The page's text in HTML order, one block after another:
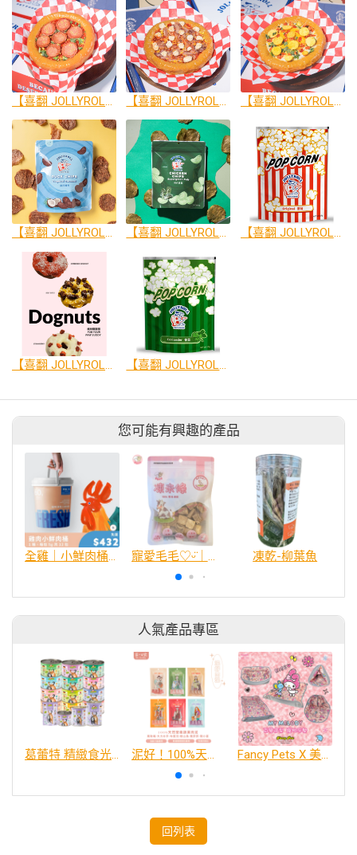
【喜翻 JOLLYROLL】Pizza！狗狗派對披薩-經典義大利 (未開封前常溫保存) 【喜翻 JOLLYROLL】Pizza！狗狗派對披薩-肉肉愛好者披薩 (未開封前常溫保存) 【喜翻 JOLLYROLL】Pizza！狗狗派對披薩-夏卡蘇卡嫩蛋 (未開封前常溫保存)
【喜翻 JOLLYROLL】Chips！鴨肉洋芋片-南洋椰香 40g 【喜翻 JOLLYROLL】Chips！雞肉洋芋片-羽衣甘藍 40g 【喜翻 JOLLYROLL】POP！毛孩爆米花-原味 25g
您可能有興趣的產品
全雞｜小鮮肉桶凍乾 寵愛毛毛♡ᵕ̈｜原野鮮牛粒🐮 凍乾-柳葉魚
人氣產品專區
葛蕾特 精緻食光 主食貓罐、貓餐包 泥好！100%天然營養蔬果肉泥 Fancy Pets X 美樂蒂 百變造型寵物睡床墊
回列表